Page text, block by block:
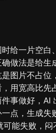
给一片空白
做法是给生
图片不占位
用宽高比先
事做好，AI
点，生成失
可能失败，